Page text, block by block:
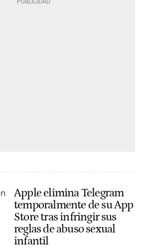
Apple elimina Telegram
temporalmente de su App
Store tras infringir sus
reglas de abuso sexual
infantil